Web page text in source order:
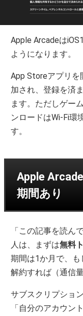
Apple Arcadeは
ようになります。
App Storeアプリを
加され、登録を済
ます。ただしゲー
ンロードはWi-Fi環
す。
Apple
期間あり
「この記事を読ん
人は、まずは無料
期間は1か月で、
解約すれば（通信
サブスクリプショ
「自分のアカウン